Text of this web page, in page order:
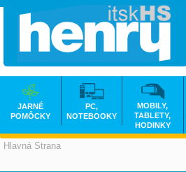
Hlavná Strana
JARNÉ
POMÔCKY
PC,
NOTEBOOKY
MOBILY,
TABLETY,
HODINKY